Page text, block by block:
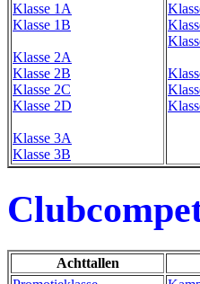
Klasse 1A
Klasse 1B
Klasse 2A
Klasse 2B
Klasse 2C
Klasse 2D
Klasse 3A
Klasse 3B
Achttallen